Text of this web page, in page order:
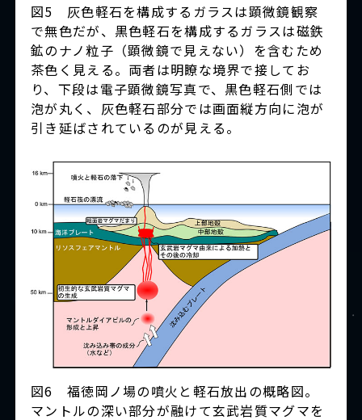
図5 灰色軽石を構成するガラスは顕微鏡観察
で無色だが、黒色軽石を構成するガラスは磁鉄
鉱のナノ粒子（顕微鏡で見えない）を含むため
茶色く見える。両者は明瞭な境界で接してお
り、下段は電子顕微鏡写真で、黒色軽石側では
泡が丸く、灰色軽石部分では画面縦方向に泡が
引き延ばされているのが見える。
図6 福徳岡ノ場の噴火と軽石放出の概略図。
マントルの深い部分が融けて玄武岩質マグマを